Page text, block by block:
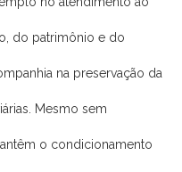
do patrimônio e do
na preservação da
Mesmo sem
o condicionamento